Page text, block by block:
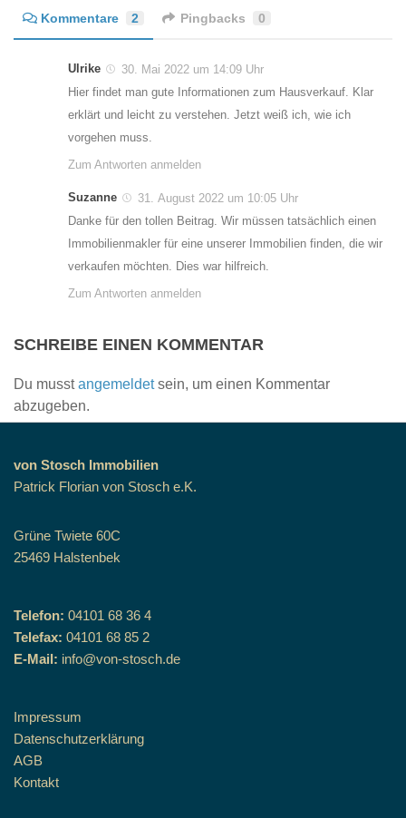
Kommentare 2 Pingbacks 0
Ulrike
30. Mai 2022 um 14:09 Uhr
Hier findet man gute Informationen zum Hausverkauf. Klar
erklärt und leicht zu verstehen. Jetzt weiß ich, wie ich
vorgehen muss.
Zum Antworten anmelden
Suzanne
31. August 2022 um 10:05 Uhr
Danke für den tollen Beitrag. Wir müssen tatsächlich einen
Immobilienmakler für eine unserer Immobilien finden, die wir
verkaufen möchten. Dies war hilfreich.
Zum Antworten anmelden
SCHREIBE EINEN KOMMENTAR
Du musstangemeldetsein, um einen Kommentar
abzugeben.
von Stosch Immobilien
Patrick Florian von Stosch e.K.
Grüne Twiete 60C
25469 Halstenbek
Telefon: 04101 68 36 4
Telefax: 04101 68 85 2
E-Mail: info@von-stosch.de
Impressum
Datenschutzerklärung
AGB
Kontakt